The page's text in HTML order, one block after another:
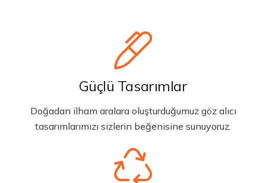
Güçlü Tasarımlar
Doğadan ilham aralara oluşturduğumuz göz alıcı
tasarımlarımızı sizlerin beğenisine sunuyoruz.